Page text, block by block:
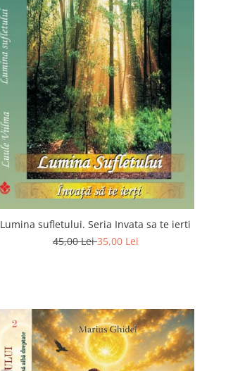
Lumina sufletului. Seria Invata sa te ierti
45,00 Lei35,00 Lei